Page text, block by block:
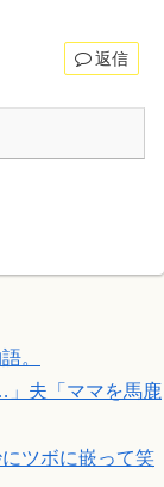
返信
。
」夫「ママを馬鹿
ツボに嵌って笑